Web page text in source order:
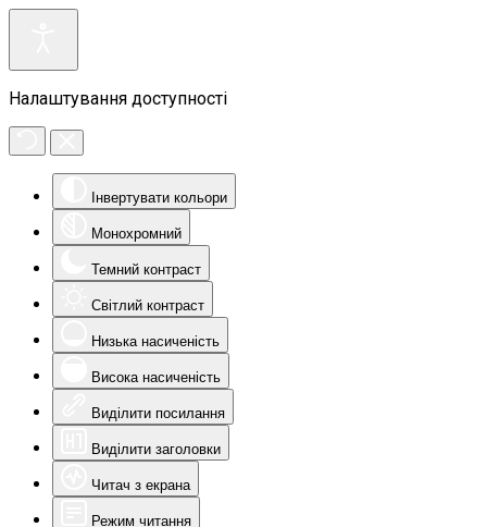
Налаштування доступності
Інвертувати кольори
Монохромний
Темний контраст
Світлий контраст
Низька насиченість
Висока насиченість
Виділити посилання
Виділити заголовки
Читач з екрана
Режим читання